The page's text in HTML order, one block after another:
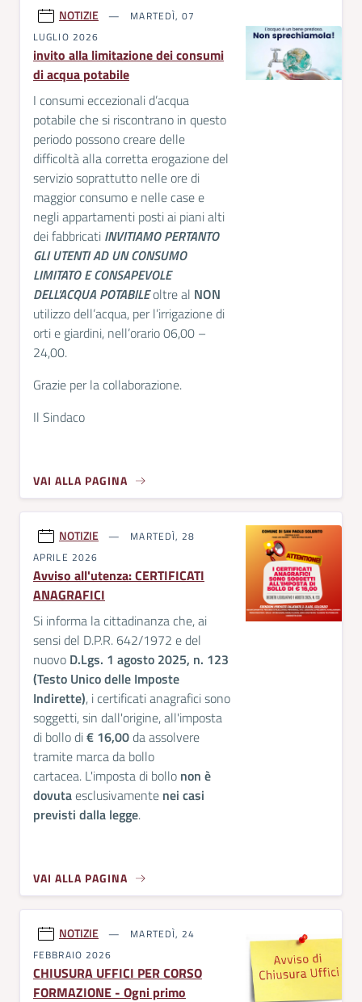
NOTIZIE
MARTEDÌ, 07
LUGLIO 2026
invito alla limitazione dei consumi
di acqua potabile
I consumi eccezionali d’acqua
potabile che si riscontrano in questo
periodo possono creare delle
difficoltà alla corretta erogazione del
servizio soprattutto nelle ore di
maggior consumo e nelle case e
negli appartamenti posti ai piani alti
dei fabbricati INVITIAMO PERTANTO
GLI UTENTI AD UN CONSUMO
LIMITATO E CONSAPEVOLE
DELL'ACQUA POTABILEoltre al NON
utilizzo dell’acqua, per l’irrigazione di
orti e giardini, nell’orario 06,00 –
24,00.
Grazie per la collaborazione.
Il Sindaco
VAI ALLA PAGINA
NOTIZIE
MARTEDÌ, 28
APRILE 2026
Avviso all'utenza: CERTIFICATI
ANAGRAFICI
Si informa la cittadinanza che, ai
sensi del D.P.R. 642/1972 e del
nuovo D.Lgs. 1 agosto 2025, n. 123
(Testo Unico delle Imposte
Indirette), i certificati anagrafici sono
soggetti, sin dall'origine, all'imposta
di bollo di€ 16,00da assolvere
tramite marca da bollo
cartacea. L'imposta di bollo non è
dovutaesclusivamente nei casi
previsti dalla legge.
VAI ALLA PAGINA
NOTIZIE
MARTEDÌ, 24
FEBBRAIO 2026
CHIUSURA UFFICI PER CORSO
FORMAZIONE - Ogni primo